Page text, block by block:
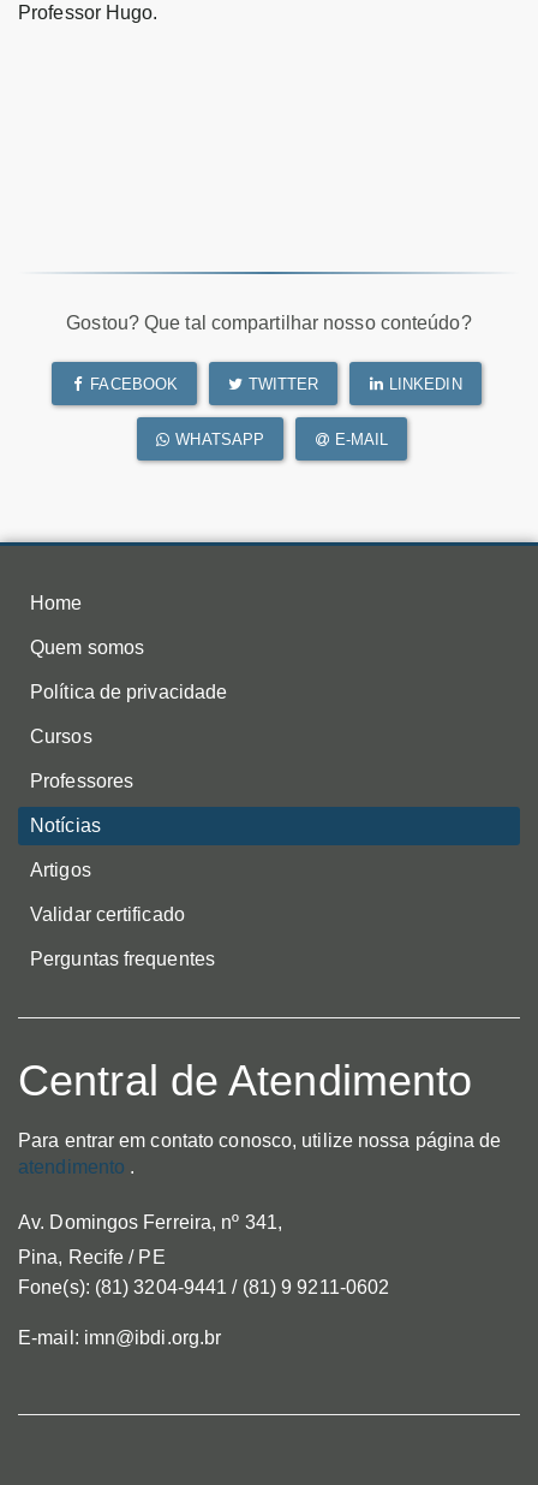
Professor Hugo.
Gostou? Que tal compartilhar nosso conteúdo?
FACEBOOK TWITTER LINKEDIN
WHATSAPP E-MAIL
Home
Quem somos
Política de privacidade
Cursos
Professores
Notícias
Artigos
Validar certificado
Perguntas frequentes
Central de Atendimento
Para entrar em contato conosco, utilize nossa página de
atendimento .
Av. Domingos Ferreira, nº 341,
Pina, Recife / PE
Fone(s): (81) 3204-9441 / (81) 9 9211-0602
E-mail: imn@ibdi.org.br